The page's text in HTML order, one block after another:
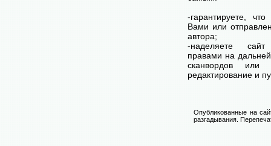
-гарантируете,
Вами или
автора;
-наделяете
правами на
сканвордов или
редактирование и
Опубликованные на
разгадывания.